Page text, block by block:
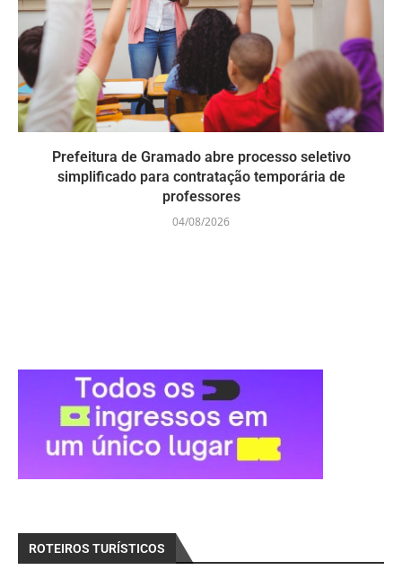
Prefeitura de Gramado abre processo seletivo
simplificado para contratação temporária de
professores
04/08/2026
ROTEIROS TURÍSTICOS